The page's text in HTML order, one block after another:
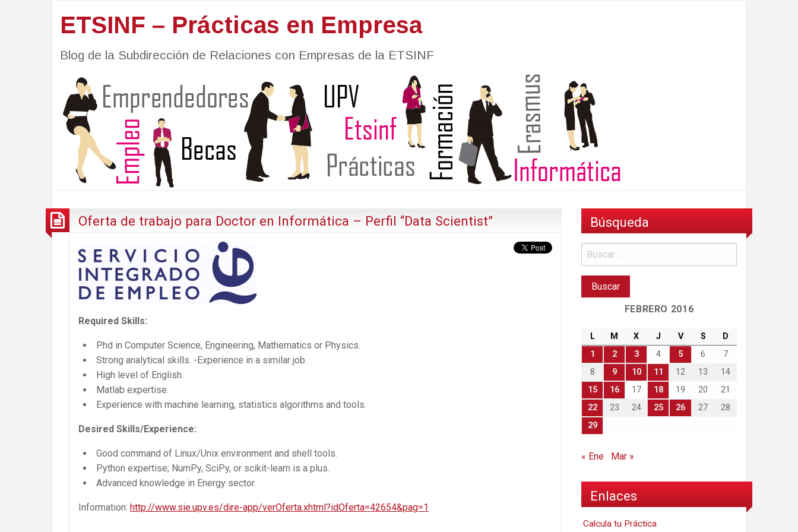
ETSINF – Prácticas en Empresa
Blog de la Subdirección de Relaciones con Empresas de la ETSINF
Oferta de trabajo para Doctor en Informática – Perfil “Data Scientist”
Required Skills:
Phd in Computer Science, Engineering, Mathematics or Physics.
Strong analytical skills. -Experience in a similar job.
High level of English.
Matlab expertise.
Experience with machine learning, statistics algorithms and tools.
Desired Skills/Experience:
Good command of Linux/Unix environment and shell tools.
Python expertise; NumPy, SciPy, or scikit-learn is a plus.
Advanced knowledge in Energy sector.
Information: http://www.sie.upv.es/dire-app/verOferta.xhtml?idOferta=42654&pag=1
Búsqueda
FEBRERO 2016
L M X J V S
D
1
2 3 4 5 6
7
8
9 10 11 12 13
14
15
16 17 18 19 20
21
22
23 24 25 26 27
28
29
« Ene Mar »
Enlaces
Calcula tu Práctica